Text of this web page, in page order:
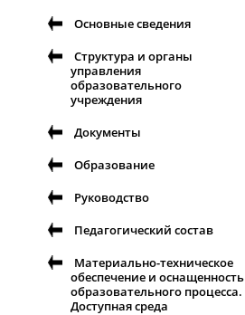
Основные сведения
Структура и органы
управления
образовательного
учреждения
Документы
Образование
Руководство
Педагогический состав
Материально-техническое
обеспечение и оснащенность
образовательного процесса.
Доступная среда